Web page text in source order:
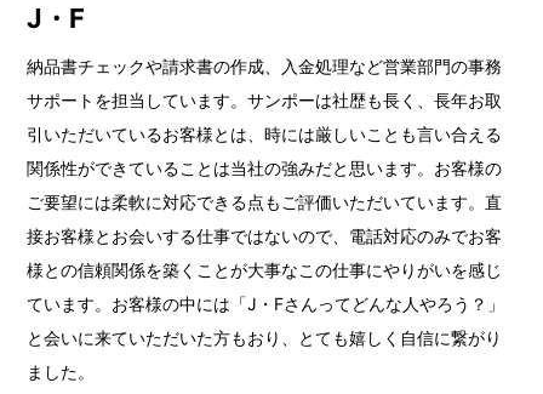
J・F
納品書チェックや請求書の作成、入金処理など営業部門の事務
サポートを担当しています。サンポーは社歴も長く、長年お取
引いただいているお客様とは、時には厳しいことも言い合える
関係性ができていることは当社の強みだと思います。お客様の
ご要望には柔軟に対応できる点もご評価いただいています。直
接お客様とお会いする仕事ではないので、電話対応のみでお客
様との信頼関係を築くことが大事なこの仕事にやりがいを感じ
ています。お客様の中には「J・Fさんってどんな人やろう？」
と会いに来ていただいた方もおり、とても嬉しく自信に繋がり
ました。